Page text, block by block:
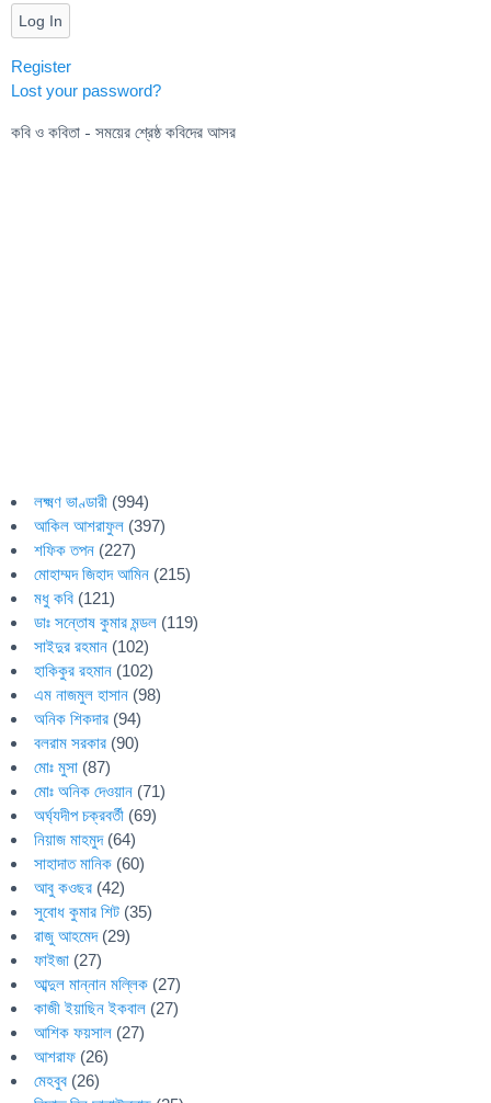
Log In
Register
Lost your password?
কবি ও কবিতা - সময়ের শ্রেষ্ঠ কবিদের আসর
লক্ষ্মণ ভাণ্ডারী (994)
আকিল আশরাফুল (397)
শফিক তপন (227)
মোহাম্মদ জিহাদ আমিন (215)
মধু কবি (121)
ডাঃ সন্তোষ কুমার মন্ডল (119)
সাইদুর রহমান (102)
হাকিকুর রহমান (102)
এম নাজমুল হাসান (98)
অনিক শিকদার (94)
বলরাম সরকার (90)
মোঃ মুসা (87)
মোঃ অনিক দেওয়ান (71)
অর্ঘ্যদীপ চক্রবর্তী (69)
নিয়াজ মাহমুদ(64)
সাহাদাত মানিক (60)
আবু কওছর (42)
সুবোধ কুমার শিট (35)
রাজু আহমেদ(29)
ফাইজা (27)
আব্দুল মান্নান মল্লিক (27)
কাজী ইয়াছিন ইকবাল (27)
আশিক ফয়সাল (27)
আশরাফ (26)
মেহবুব (26)